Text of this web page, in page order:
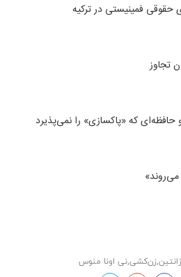
فمینیستی در ترکیه
تجاوز
که «پاکسازی» را نمی‌پذیرد
می‌روند»
اونا منوس